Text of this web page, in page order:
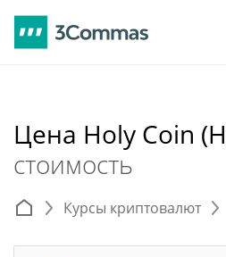
Цена Holy Coin
стоимость
Курсы криптовалют